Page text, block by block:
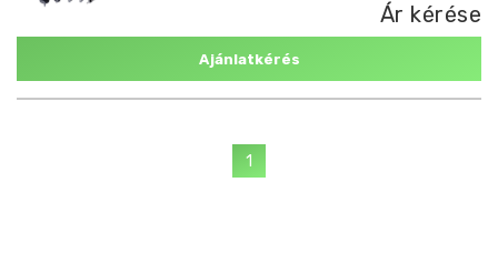
Ár kérése
Ajánlatkérés
1